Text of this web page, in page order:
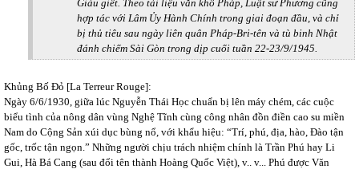
Giàu giết. Theo tài liệu văn khố Pháp, Luật sư Phương cũng
hợp tác với Lâm Ủy Hành Chính trong giai đoạn đầu, và chỉ
bị thủ tiêu sau ngày liên quân Pháp-Bri-tên và tù binh Nhật
đánh chiếm Sài Gòn trong dịp cuối tuần 22-23/9/1945.
Khủng Bố Đỏ [La Terreur Rouge]:
Ngày 6/6/1930, giữa lúc Nguyễn Thái Học chuẩn bị lên máy chém, các cuộc
biểu tình của nông dân vùng Nghệ Tĩnh cùng công nhân đồn điền cao su miền
Nam do Cộng Sản xúi dục bùng nổ, với khẩu hiệu: “Trí, phú, địa, hào, Đào tận
gốc, trốc tận ngọn.” Những người chịu trách nhiệm chính là Trần Phú hay Li
Gui, Hà Bá Cang (sau đổi tên thành Hoàng Quốc Việt), v.. v... Phú được Văn